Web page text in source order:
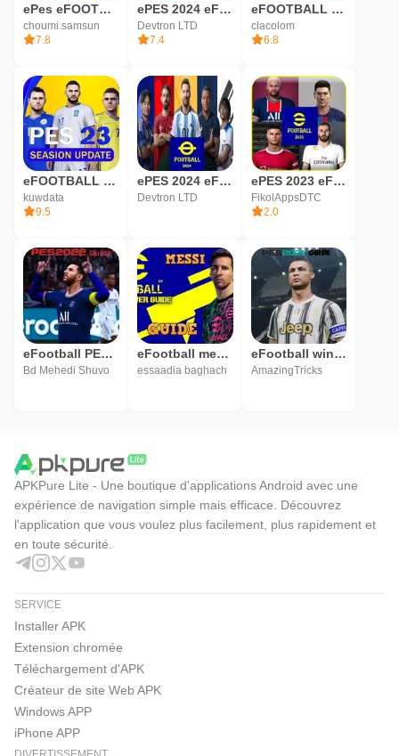
ePes eFOOTBALL 2024
choumi.samsun
7.8
ePES 2024 eFootball League
Devtron LTD
7.4
eFOOTBALL ePES
clacolom
6.8
eFOOTBALL ePES - 2024
kuwdata
9.5
ePES 2024 eFootball Pro League
Devtron LTD
ePES 2023 eFootball Riddle
FikolAppsDTC
2.0
eFootball PES 2022 Game guide
Bd Mehedi Shuvo
eFootball messi 2022 Game guide
essaadia baghach
eFootball winner 2021 Game Guide
AmazingTricks
APKPure Lite - Une boutique d'applications Android avec une
expérience de navigation simple mais efficace. Découvrez
l'application que vous voulez plus facilement, plus rapidement et
en toute sécurité.
SERVICE
Installer APK
Extension chromée
Téléchargement d'APK
Créateur de site Web APK
Windows APP
iPhone APP